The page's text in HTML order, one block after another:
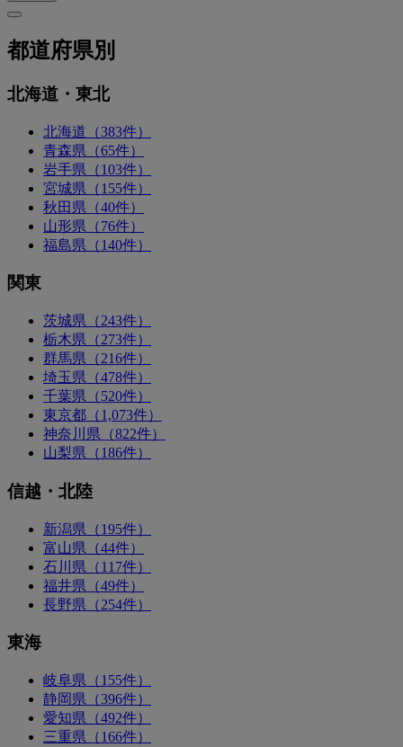
都道府県別
北海道・東北
北海道（383件）
青森県（65件）
岩手県（103件）
宮城県（155件）
秋田県（40件）
山形県（76件）
福島県（140件）
関東
茨城県（243件）
栃木県（273件）
群馬県（216件）
埼玉県（478件）
千葉県（520件）
東京都（1,073件）
神奈川県（822件）
山梨県（186件）
信越・北陸
新潟県（195件）
富山県（44件）
石川県（117件）
福井県（49件）
長野県（254件）
東海
岐阜県（155件）
静岡県（396件）
愛知県（492件）
三重県（166件）